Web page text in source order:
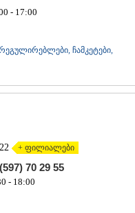
- 17:00
ჩამკეტები,
+ ფილიალები
70 29 55
- 18:00